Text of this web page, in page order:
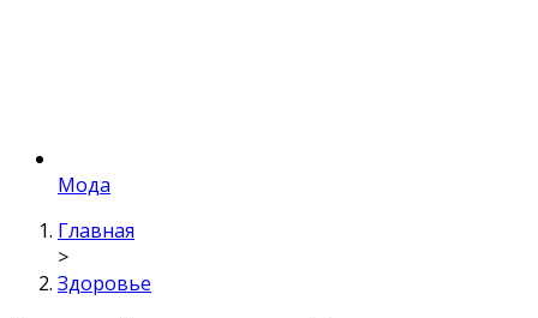
Мода
Главная
>
Здоровье